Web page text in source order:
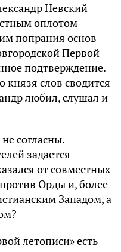
Невский
оплотом
попрания основ
Первой
подтверждение.
слов сводится
любил, слушал и
согласны.
задается
от совместных
Орды и, более
Западом, а
летописи» есть